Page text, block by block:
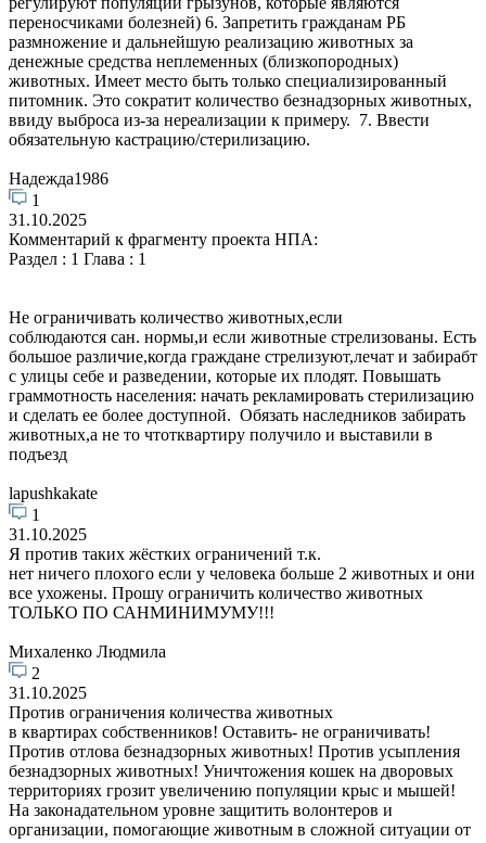
переносчиками болезней) 6. Запретить гражданам РБ
размножение и дальнейшую реализацию животных за
денежные средства неплеменных (близкопородных)
животных. Имеет место быть только специализированный
питомник. Это сократит количество безнадзорных животных,
ввиду выброса из-за нереализации к примеру. 7. Ввести
обязательную кастрацию/стерилизацию.
Надежда1986
1
31.10.2025
Комментарий к фрагменту проекта НПА:
Раздел : 1 Глава : 1
Не ограничивать количество животных,если
соблюдаются сан. нормы,и если животные стрелизованы. Есть
большое различие,когда граждане стрелизуют,лечат и забирабт
с улицы себе и разведении, которые их плодят. Повышать
граммотность населения: начать рекламировать стерилизацию
и сделать ее более доступной. Обязать наследников забирать
животных,а не то чтотквартиру получило и выставили в
подъезд
lapushkakate
1
31.10.2025
Я против таких жёстких ограничений т.к.
нет ничего плохого если у человека больше 2 животных и они
все ухожены. Прошу ограничить количество животных
ТОЛЬКО ПО САНМИНИМУМУ!!!
Михаленко Людмила
2
31.10.2025
Против ограничения количества животных
в квартирах собственников! Оставить- не ограничивать!
Против отлова безнадзорных животных! Против усыпления
безнадзорных животных! Уничтожения кошек на дворовых
территориях грозит увеличению популяции крыс и мышей!
На законадательном уровне защитить волонтеров и
организации, помогающие животным в сложной ситуации от